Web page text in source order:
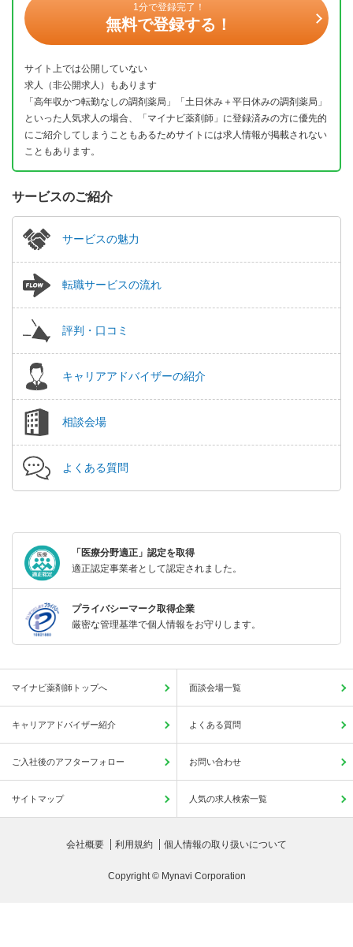
1分で登録完了！
無料で登録する！
サイト上では公開していない
求人（非公開求人）もあります
「高年収かつ転勤なしの調剤薬局」「土日休み＋平日休みの調剤薬局」
といった人気求人の場合、「マイナビ薬剤師」に登録済みの方に優先的
にご紹介してしまうこともあるためサイトには求人情報が掲載されない
こともあります。
サービスのご紹介
サービスの魅力
転職サービスの流れ
評判・口コミ
キャリアアドバイザーの紹介
相談会場
よくある質問
「医療分野適正」認定を取得
適正認定事業者として認定されました。
プライバシーマーク取得企業
厳密な管理基準で個人情報をお守りします。
マイナビ薬剤師トップへ 面談会場一覧
キャリアアドバイザー紹介 よくある質問
ご入社後のアフターフォロー お問い合わせ
サイトマップ 人気の求人検索一覧
会社概要 利用規約 個人情報の取り扱いについて
Copyright © Mynavi Corporation